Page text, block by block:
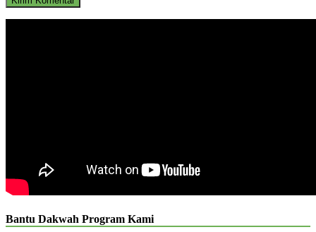
Bantu Dakwah Program Kami